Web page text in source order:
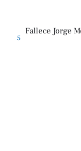
5
Fallece Jorge